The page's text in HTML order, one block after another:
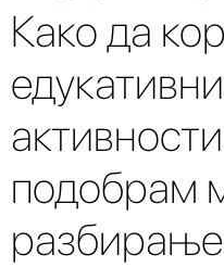
Како да
подобрам